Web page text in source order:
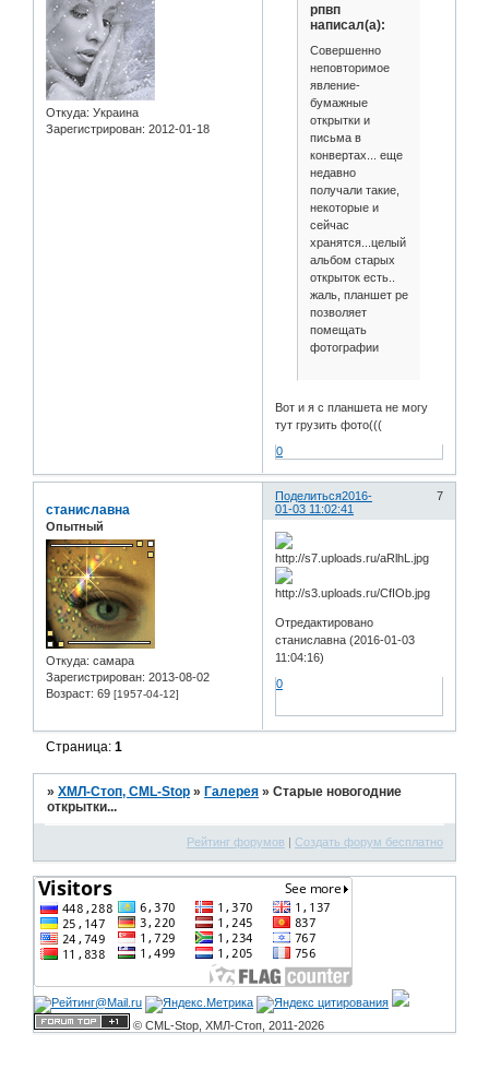
Откуда: Украина
Зарегистрирован: 2012-01-18
рпвп
написал(а):
Совершенно
неповторимое
явление-
бумажные
открытки и
письма в
конвертах... еще
недавно
получали такие,
некоторые и
сейчас
хранятся...целый
альбом старых
открыток есть..
жаль, планшет ре
позволяет
помещать
фотографии
Вот и я с планшета не могу
тут грузить фото(((
0
Поделиться 7
2016-
01-03 11:02:41
станиславна
Опытный
Откуда: самара
Зарегистрирован: 2013-08-02
Возраст: 69 [1957-04-12]
Отредактировано
станиславна (2016-01-03
11:04:16)
0
Страница:1
»ХМЛ-Стоп, CML-Stop » Галерея »Старые новогодние
открытки...
Рейтинг форумов | Создать форум бесплатно
© CML-Stop, ХМЛ-Стоп, 2011-2026